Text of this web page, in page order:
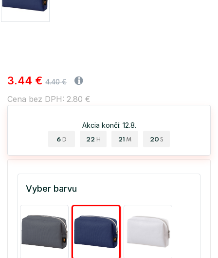
3.44 € 4.40 €
Cena bez DPH: 2.80 €
Akcia končí: 12.8.
6 D 22 H 21 M 20 S
Vyber barvu